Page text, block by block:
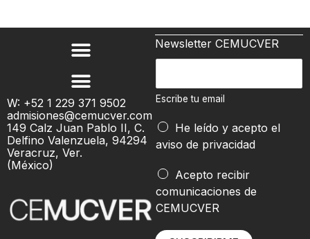
W: +52 1 229 371 9502
admisiones@cemucver.com
149 Calz Juan Pablo II, C.
Delfino Valenzuela, 94294
Veracruz, Ver.
(México)
Newsletter CEMUCVER
c
i
b
e
u
e
m
Escribe tu email
He leído y acepto el
aviso de privacidad
e
a
l
Acepto recibir
comunicaciones de
CEMUCVER